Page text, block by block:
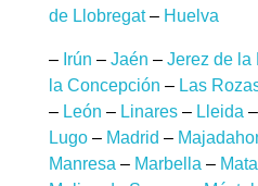
de Llobregat– Huelva
– Irún – Jaén – Jerez de la
la Concepción – Las
– León – Linares – Lleida –
Lugo – Madrid –
Manresa – Marbella –